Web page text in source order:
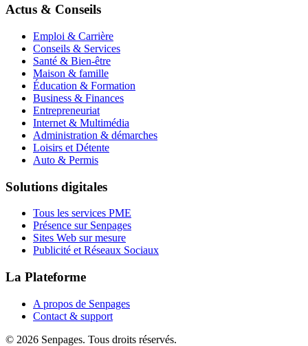
Actus & Conseils
Emploi & Carrière
Conseils & Services
Santé & Bien-être
Maison & famille
Éducation & Formation
Business & Finances
Entrepreneuriat
Internet & Multimédia
Administration & démarches
Loisirs et Détente
Auto & Permis
Solutions digitales
Tous les services PME
Présence sur Senpages
Sites Web sur mesure
Publicité et Réseaux Sociaux
La Plateforme
A propos de Senpages
Contact & support
© 2026 Senpages. Tous droits réservés.